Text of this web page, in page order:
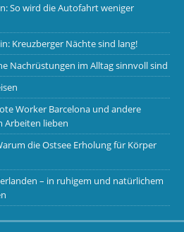
So wird die Autofahrt weniger
Kreuzberger Nächte sind lang!
Nachrüstungen im Alltag sinnvoll sind
Worker Barcelona und andere
Arbeiten lieben
die Ostsee Erholung für Körper
– in ruhigem und natürlichem